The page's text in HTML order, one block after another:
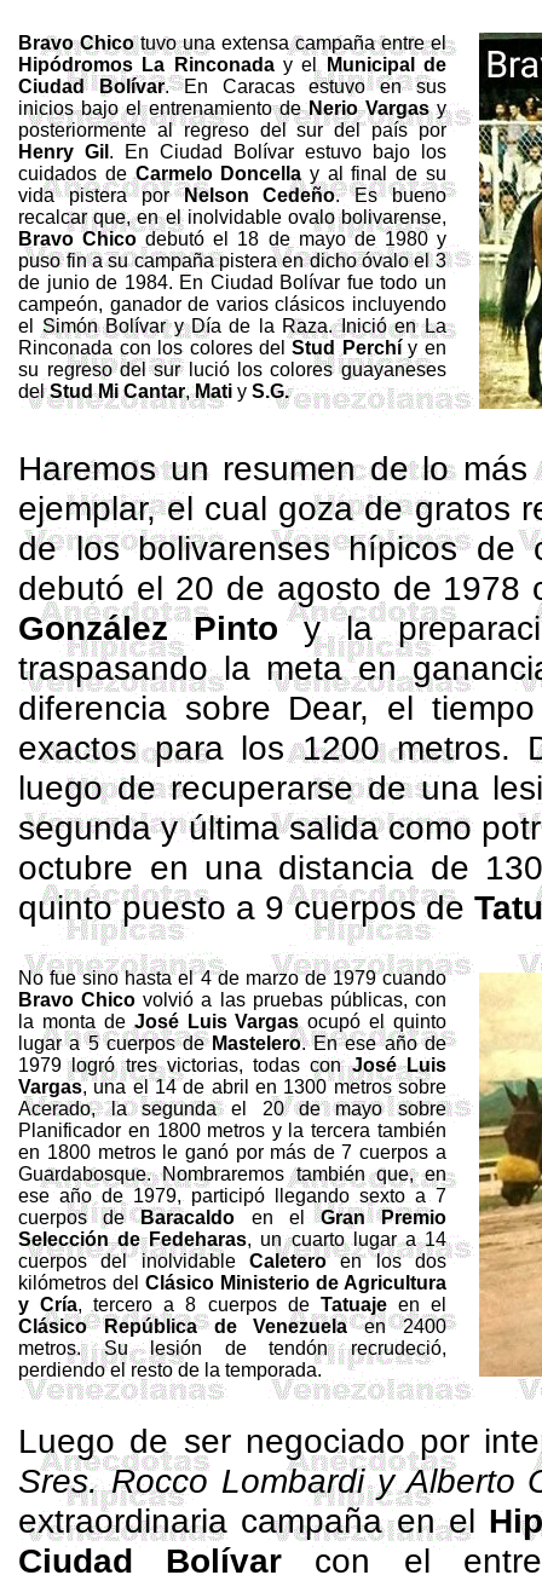
Bravo Chicotuvo una extensa campaña entre el
Hipódromos La Rinconaday el Municipal de
Ciudad Bolívar. En Caracas estuvo en sus
inicios bajo el entrenamiento deNerioVargasy
posteriormente al regreso del sur del país por
Henry Gil . En Ciudad Bolívar estuvo bajo los
cuidados deCarmelo Doncellay al final de su
vida pistera porNelson Cedeño. Es bueno
recalcar que, en el inolvidable ovalo bolivarense,
Bravo Chicodebutó el 18 de mayo de 1980 y
puso fin a su campaña pistera en dicho óvalo el 3
de junio de 1984. En Ciudad Bolívar fue todo un
campeón, ganador de varios clásicos incluyendo
el Simón Bolívar y Día de la Raza. Inició en La
Rinconada con los colores delStudPerchíy en
su regreso del sur lució los colores guayaneses
delStud Mi Cantar,Mati yS.G.
Haremos un resumen de lo
ejemplar, el cual goza de gratos
de los bolivarenses hípicos de
debutó el 20 de agosto de
González Pinto y la
traspasando la meta en
diferencia sobre Dear, el
exactos para los 1200 metros.
luego de recuperarse de una
segunda y última salida como
octubre en una distancia de
quinto puesto a 9 cuerpos de
No fue sino hasta el 4 de marzo de 1979 cuando
Bravo Chico volvió a las pruebas públicas, con
la monta de José Luis Vargasocupó el quinto
lugar a 5 cuerpos de Mastelero. En ese año de
1979 logró tres victorias, todas conJosé Luis
Vargas, una el 14 de abril en 1300 metros sobre
Acerado, la segunda el 20 de mayo sobre
Planificador en 1800 metros y la tercera también
en 1800 metros le ganó por más de 7 cuerpos a
Guardabosque. Nombraremos también que, en
ese año de 1979, participó llegando sexto a 7
cuerpos deBaracaldo en elGran Premio
Selección de Fedeharas, un cuarto lugar a 14
cuerpos del inolvidable Caleteroen los dos
kilómetros delClásico Ministerio de Agricultura
y Cría, tercero a 8 cuerpos de Tatuajeen el
Clásico República de Venezuelaen 2400
metros. Su lesión de tendón recrudeció,
perdiendo el resto de la temporada.
Luego de ser negociado por
Sres. Rocco Lombardi y Alberto
extraordinaria campaña en el
Ciudad Bolívar con el